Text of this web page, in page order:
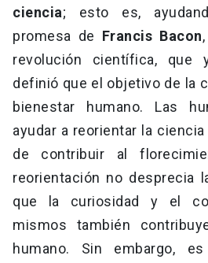
ciencia; esto es,
promesa de Francis Bacon
revolución científica, que
definió que el objetivo de la
bienestar humano. Las
ayudar a reorientar la
de contribuir al
reorientación no desprecia
que la curiosidad y el
mismos también
humano. Sin embargo,